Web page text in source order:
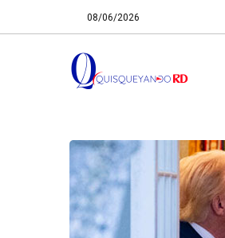
08/06/2026